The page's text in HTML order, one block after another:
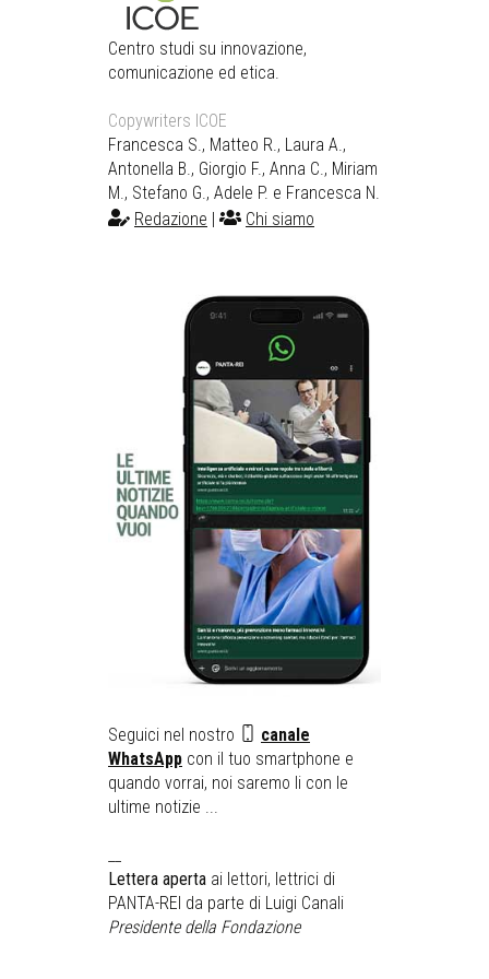
Centro studi su innovazione,
comunicazione ed etica.
Copywriters ICOE
Francesca S., Matteo R., Laura A.,
Antonella B., Giorgio F., Anna C., Miriam
M., Stefano G., Adele P. e Francesca N.
Redazione
Chi siamo
Seguici nel nostro
canale
WhatsApp con il tuo smartphone e
quando vorrai, noi saremo li con le
ultime notizie ...
Lettera aperta ai lettori, lettrici di
PANTA-REI da parte di Luigi Canali
Presidente della Fondazione